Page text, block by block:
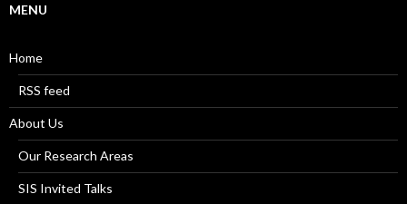
MENU
Home
RSS feed
About Us
Our Research Areas
SIS Invited Talks